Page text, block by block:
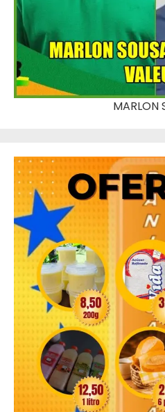
MARLON